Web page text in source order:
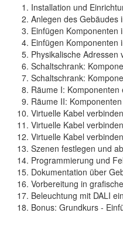
Installation und
Anlegen des Gebäudes
Einfügen Komponenten
Einfügen Komponenten
Physikalische Adressen
Schaltschrank:
Schaltschrank:
Räume I: Komponenten
Räume II:
Virtuelle Kabel
Virtuelle Kabel
Virtuelle Kabel
Szenen festlegen und
Programmierung und
Dokumentation über
Vorbereitung in
Beleuchtung mit DALI
Bonus: Grundkurs -